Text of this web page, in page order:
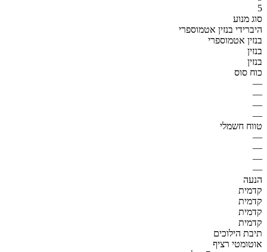
5
סוג מנוע
היברידי בנזין אטמוספרי
בנזין אטמוספרי
בנזין
בנזין
כוח סוס
—
—
—
—
טווח חשמלי
—
—
—
—
הנעה
קדמית
קדמית
קדמית
קדמית
תיבת הילוכים
אוטומטי רציף